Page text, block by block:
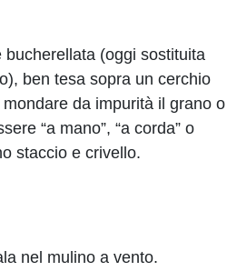
(oggi sostituita
ben tesa sopra un cerchio
da impurità il grano o
“a mano”, “a corda” o
staccio e crivello.
nel mulino a vento.